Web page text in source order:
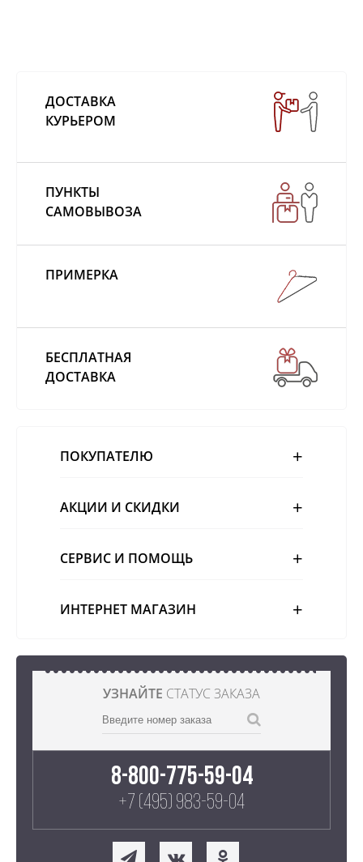
ДОСТАВКА
КУРЬЕРОМ
ПУНКТЫ
САМОВЫВОЗА
ПРИМЕРКА
БЕСПЛАТНАЯ
ДОСТАВКА
ПОКУПАТЕЛЮ
АКЦИИ И СКИДКИ
СЕРВИС И ПОМОЩЬ
ИНТЕРНЕТ МАГАЗИН
УЗНАЙТЕ СТАТУС ЗАКАЗА
8-800-775-59-04
+7 (495) 983-59-04